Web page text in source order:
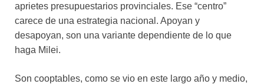
aprietes presupuestarios provinciales. Ese “centro”
carece de una estrategia nacional. Apoyan y
desapoyan, son una variante dependiente de lo que
haga Milei.
Son cooptables, como se vio en este largo año y medio,